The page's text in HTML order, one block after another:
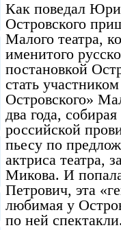
Как поведал
Островского
Малого театра,
именитого
постановкой
стать
Островского»
два года,
российской
пьесу по
актриса театра,
Микова. И
Петрович, эта
любимая у
по ней